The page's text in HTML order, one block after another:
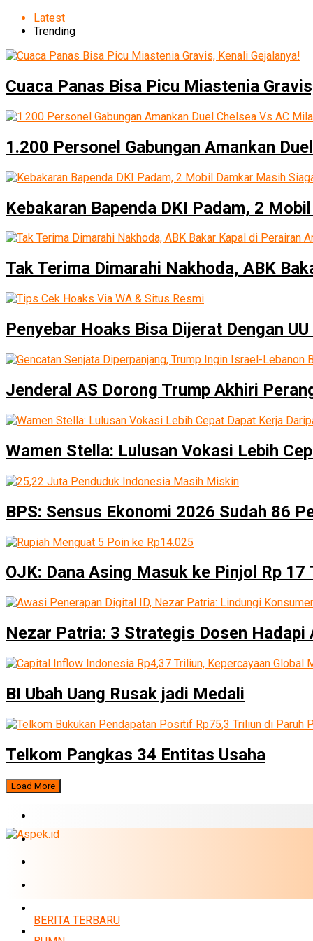
Latest
Trending
Cuaca Panas Bisa Picu Miastenia
1.200 Personel Gabungan Amankan
Kebakaran Bapenda DKI Padam, 2
Tak Terima Dimarahi Nakhoda, ABK
Penyebar Hoaks Bisa Dijerat Dengan
Jenderal AS Dorong Trump Akhiri
Wamen Stella: Lulusan Vokasi Lebih
BPS: Sensus Ekonomi 2026 Sudah 86
OJK: Dana Asing Masuk ke Pinjol Rp 17
Nezar Patria: 3 Strategis Dosen Hadapi
BI Ubah Uang Rusak jadi Medali
Telkom Pangkas 34 Entitas Usaha
Load More
BUMN
BERITA TERBARU